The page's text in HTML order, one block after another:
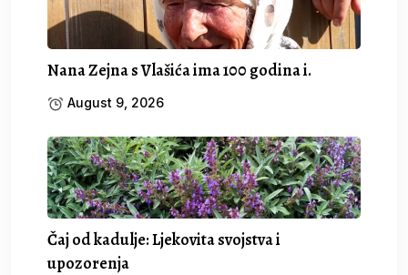
Nana Zejna s Vlašića ima 100 godina i.
August 9, 2026
Čaj od kadulje: Ljekovita svojstva i
upozorenja